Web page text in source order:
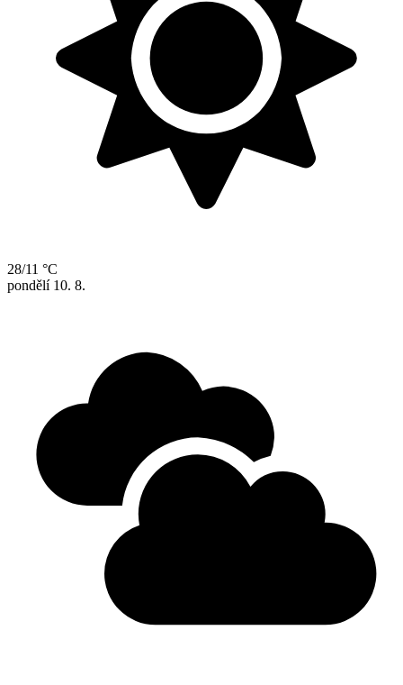
28/11 °C
pondělí 10. 8.